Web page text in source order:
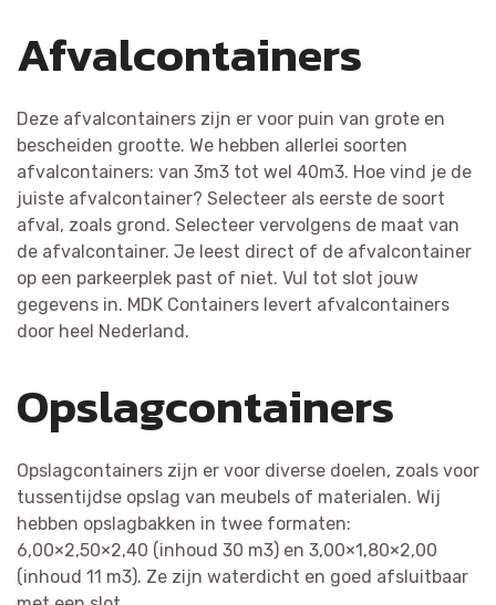
Afvalcontainers
Deze afvalcontainers zijn er voor puin van grote en
bescheiden grootte. We hebben allerlei soorten
afvalcontainers: van 3m3 tot wel 40m3. Hoe vind je de
juiste afvalcontainer? Selecteer als eerste de soort
afval, zoals grond. Selecteer vervolgens de maat van
de afvalcontainer. Je leest direct of de afvalcontainer
op een parkeerplek past of niet. Vul tot slot jouw
gegevens in. MDK Containers levert afvalcontainers
door heel Nederland.
Opslagcontainers
Opslagcontainers zijn er voor diverse doelen, zoals voor
tussentijdse opslag van meubels of materialen. Wij
hebben opslagbakken in twee formaten:
6,00×2,50×2,40 (inhoud 30 m3) en 3,00×1,80×2,00
(inhoud 11 m3). Ze zijn waterdicht en goed afsluitbaar